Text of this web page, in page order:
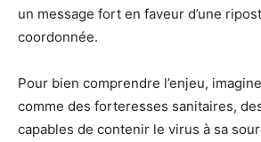
un message fort en faveur d’une
coordonnée.
Pour bien comprendre l’enjeu,
comme des forteresses sanitaires,
capables de contenir le virus à sa